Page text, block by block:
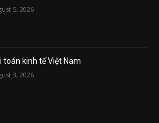
5, 2026
toán kinh tế Việt Nam
3, 2026